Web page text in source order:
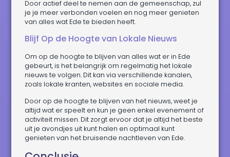
Door actief deel te nemen aan de gemeenschap, zul
je je meer verbonden voelen en nog meer genieten
van alles wat Ede te bieden heeft.
Blijf Op de Hoogte van Lokale Nieuws
Om op de hoogte te blijven van alles wat er in Ede
gebeurt, is het belangrijk om regelmatig het lokale
nieuws te volgen. Dit kan via verschillende kanalen,
zoals lokale kranten, websites en sociale media.
Door op de hoogte te blijven van het nieuws, weet je
altijd wat er speelt en kun je geen enkel evenement of
activiteit missen. Dit zorgt ervoor dat je altijd het beste
uit je avondjes uit kunt halen en optimaal kunt
genieten van het bruisende nachtleven van Ede.